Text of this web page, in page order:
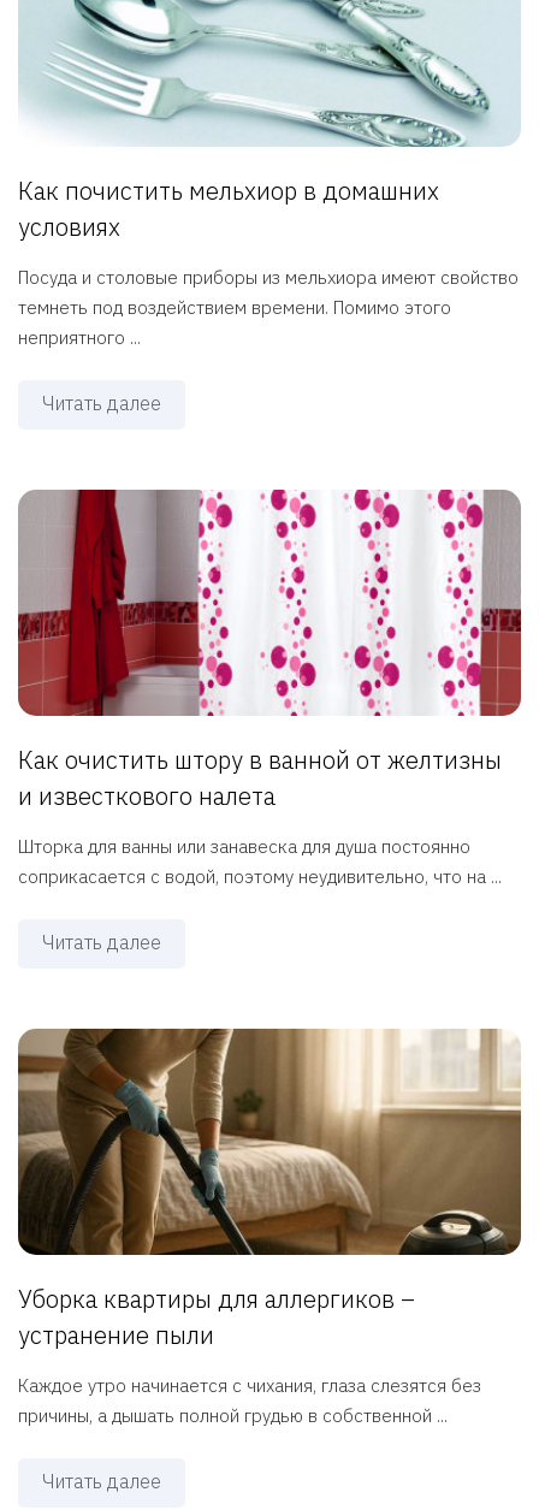
Как почистить мельхиор в домашних
условиях
Посуда и столовые приборы из мельхиора имеют свойство
темнеть под воздействием времени. Помимо этого
неприятного ...
Читать далее
Как очистить штору в ванной от желтизны
и известкового налета
Шторка для ванны или занавеска для душа постоянно
соприкасается с водой, поэтому неудивительно, что на ...
Читать далее
Уборка квартиры для аллергиков –
устранение пыли
Каждое утро начинается с чихания, глаза слезятся без
причины, а дышать полной грудью в собственной ...
Читать далее